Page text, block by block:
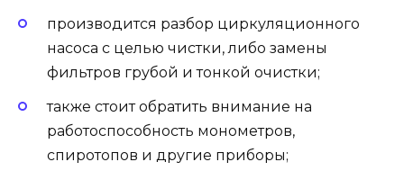
производится разбор циркуляционного
насоса с целью чистки, либо замены
фильтров грубой и тонкой очистки;
также стоит обратить внимание на
работоспособность монометров,
спиротопов и другие приборы;